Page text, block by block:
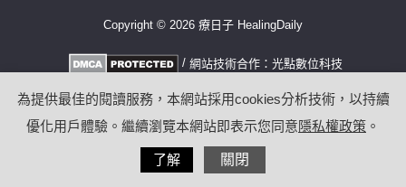
Copyright © 2026 療日子 HealingDaily
/ 網站技術合作： 光點數位科技
為提供最佳的閱讀服務，本網站採用cookies分析技術，以持續
優化用戶體驗。繼續瀏覽本網站即表示您同意隱私權政策 。
了解 關閉